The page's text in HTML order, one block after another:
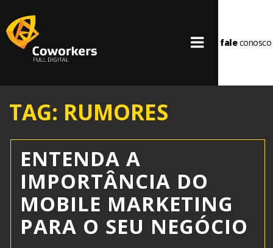
faleconosco
TAG: RUMORES
ENTENDA A
IMPORTÂNCIA DO
MOBILE MARKETING
PARA O SEU NEGÓCIO